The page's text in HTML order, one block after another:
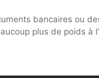
bancaires ou
plus de poids à